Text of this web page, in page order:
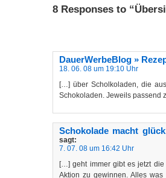
8 Responses to
DauerWerbeBlog »
18. 06. 08 um 19:10 Uhr
[…] über Scholkoladen, die
Schokoladen. Jeweils passend
Schokolade macht
sagt:
7. 07. 08 um 16:42 Uhr
[…] geht immer gibt es jetzt
Aktion zu gewinnen. Alles